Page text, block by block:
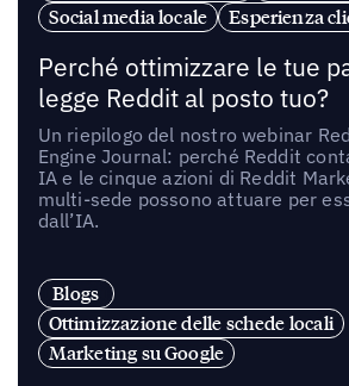
Social media locale
Esperienza
Perché ottimizzare le tue
legge Reddit al posto tuo?
Un riepilogo del nostro webinar
Engine Journal: perché Reddit
IA e le cinque azioni di Reddit
multi-sede possono attuare per
dall’IA.
Blogs
Ottimizzazione delle schede locali
Marketing su Google